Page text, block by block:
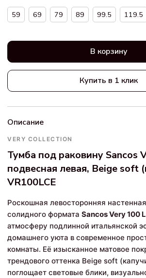
59 69 79 89 99.5 119.5
В корзину
Купить в 1 клик
Описание
VERY COLLECTION
Тумба под раковину Sancos
подвесная левая, Beige soft
VR100LCE
Роскошная левосторонняя
солидного формата Sancos Very 100 L
атмосферу подлинной итальянской
домашнего уюта в современное
комнаты. Её изысканное матовое
трендового оттенка Beige soft
поглощает световые блики,